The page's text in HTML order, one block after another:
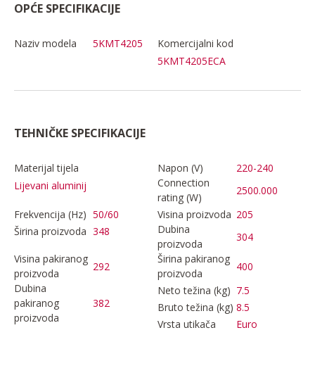
OPĆE SPECIFIKACIJE
Naziv modela 5KMT4205
Komercijalni kod
5KMT4205ECA
TEHNIČKE SPECIFIKACIJE
Materijal tijela
Lijevani aluminij
Napon (V)
220-240
Connection
rating (W)
2500.000
Frekvencija (Hz) 50/60 Visina proizvoda 205
Širina proizvoda 348
Dubina
proizvoda
304
Visina pakiranog
proizvoda
292
Širina pakiranog
proizvoda
400
Dubina
pakiranog
proizvoda
382
Neto težina (kg) 7.5
Bruto težina (kg) 8.5
Vrsta utikača
Euro